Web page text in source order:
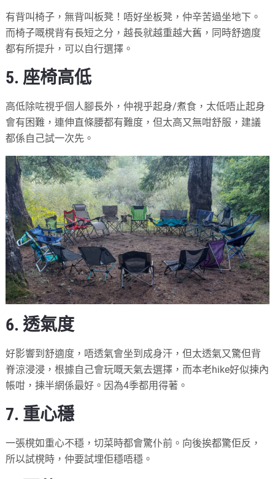
有背叫椅子，無背叫板凳！唔好坐板凳，仲辛苦過坐地下。
而椅子嘅櫈背有長短之分，越長就越重越大舊，同時舒適度
都有所提升，可以自行選擇。
5. 座椅高低
高低除咗視乎個人腳長外，仲視乎起身/煮食，太低唔止起身
會有困難，連伸直條腰都有難度，但太高又無咁舒服，建議
都係自己試一次先。
6. 透氣度
好影響到舒適度，唔透氣會坐到成身汗，但太透氣又驚但背
脊涼浸浸，根據自己會玩嘅天氣去選擇，而本老hike好似揀內
帳咁，揀半網係最好。因為4季都用得著。
7. 重心穩
一張櫈如重心不穩，切菜時都會驚仆前。向後挨都驚佢反，
所以試櫈時，仲要試埋佢穩唔穩。